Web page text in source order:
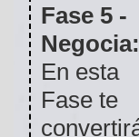
Fase 5 -
Negocia:
En esta
Fase te